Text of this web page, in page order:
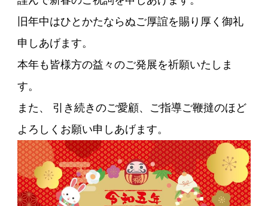
旧年中はひとかたならぬご厚誼を賜り厚く御礼
申しあげます。
本年も皆様方の益々のご発展を祈願いたしま
す。
また、 引き続きのご愛顧、ご指導ご鞭撻のほど
よろしくお願い申しあげます。